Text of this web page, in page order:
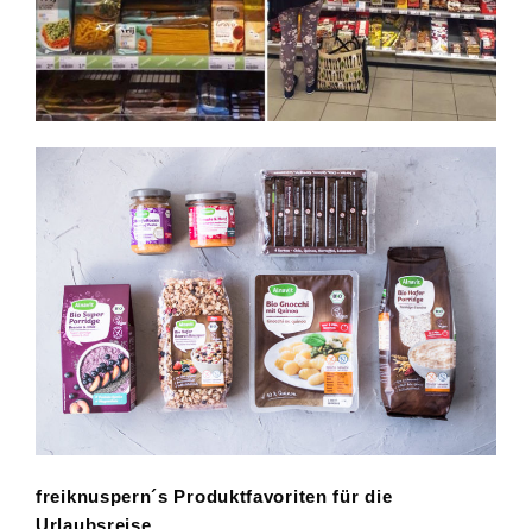
freiknuspern´s Produktfavoriten für die
Urlaubsreise